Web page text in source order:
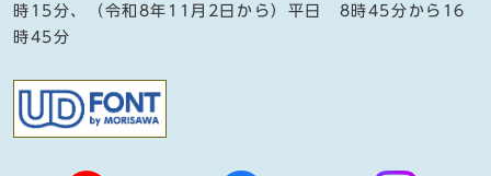
時15分、（令和8年11月2日から）平日 8時45分から16
時45分